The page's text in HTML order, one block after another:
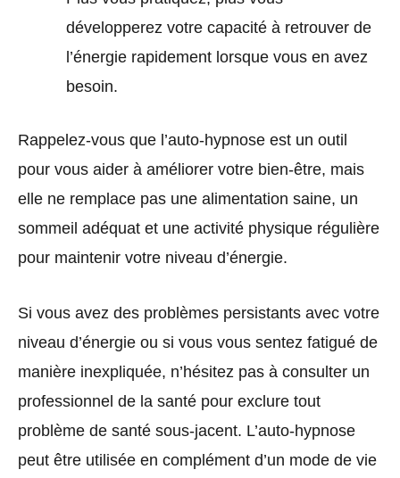
développerez votre capacité à retrouver de
l’énergie rapidement lorsque vous en avez
besoin.
Rappelez-vous que l’auto-hypnose est un outil
pour vous aider à améliorer votre bien-être, mais
elle ne remplace pas une alimentation saine, un
sommeil adéquat et une activité physique régulière
pour maintenir votre niveau d’énergie.
Si vous avez des problèmes persistants avec votre
niveau d’énergie ou si vous vous sentez fatigué de
manière inexpliquée, n’hésitez pas à consulter un
professionnel de la santé pour exclure tout
problème de santé sous-jacent. L’auto-hypnose
peut être utilisée en complément d’un mode de vie